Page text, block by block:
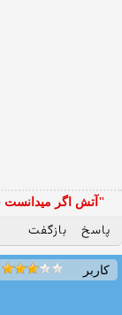
"آتش اگر ميدانست
پاسخ بازگفت
کاربر